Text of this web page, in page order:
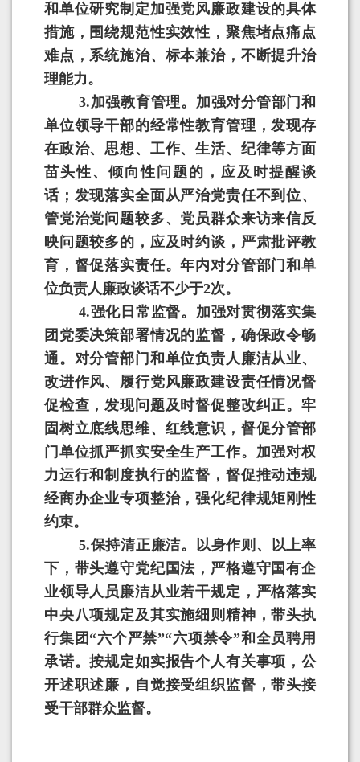
和单位研究制定加强党风廉政建设的具体
措施，围绕规范性实效性，聚焦堵点痛点
难点，系统施治、标本兼治，不断提升治
理能力。
3.加强教育管理。加强对分管部门和
单位领导干部的经常性教育管理，发现存
在政治、思想、工作、生活、纪律等方面
苗头性、倾向性问题的，应及时提醒谈
话；发现落实全面从严治党责任不到位、
管党治党问题较多、党员群众来访来信反
映问题较多的，应及时约谈，严肃批评教
育，督促落实责任。年内对分管部门和单
位负责人廉政谈话不少于2次。
4.强化日常监督。加强对贯彻落实集
团党委决策部署情况的监督，确保政令畅
通。对分管部门和单位负责人廉洁从业、
改进作风、履行党风廉政建设责任情况督
促检查，发现问题及时督促整改纠正。牢
固树立底线思维、红线意识，督促分管部
门单位抓严抓实安全生产工作。加强对权
力运行和制度执行的监督，督促推动违规
经商办企业专项整治，强化纪律规矩刚性
约束。
5.保持清正廉洁。以身作则、以上率
下，带头遵守党纪国法，严格遵守国有企
业领导人员廉洁从业若干规定，严格落实
中央八项规定及其实施细则精神，带头执
行集团“六个严禁”“六项禁令”和全员聘用
承诺。按规定如实报告个人有关事项，公
开述职述廉，自觉接受组织监督，带头接
受干部群众监督。